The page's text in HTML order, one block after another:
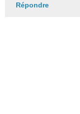
Répondre